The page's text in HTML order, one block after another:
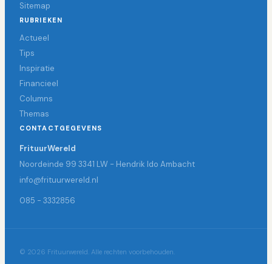
Sitemap
RUBRIEKEN
Actueel
Tips
Inspiratie
Financieel
Columns
Themas
CONTACTGEGEVENS
FrituurWereld
Noordeinde 99 3341 LW - Hendrik Ido Ambacht
info@frituurwereld.nl
085 - 3332856
© 2026 Frituurwereld. Alle rechten voorbehouden.